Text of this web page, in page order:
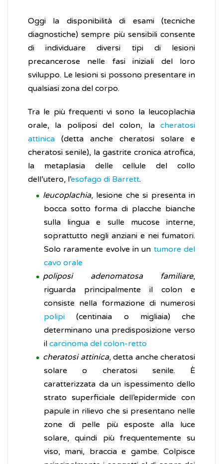
Oggi la disponibilità di esami (tecniche
diagnostiche) sempre più sensibili consente
di individuare diversi tipi di lesioni
precancerose nelle fasi iniziali del loro
sviluppo. Le lesioni si possono presentare in
qualsiasi zona del corpo.
Tra le più frequenti vi sono la leucoplachia
orale, la poliposi del colon, la cheratosi
attinica (detta anche cheratosi solare e
cheratosi senile), la gastrite cronica atrofica,
la metaplasia delle cellule del collo
dell’utero, l’esofago di Barrett.
leucoplachia, lesione che si presenta in
bocca sotto forma di placche bianche
sulla lingua e sulle mucose interne,
soprattutto negli anziani e nei fumatori.
Solo raramente evolve in un tumore del
cavo orale
poliposi adenomatosa familiare,
riguarda principalmente il colon e
consiste nella formazione di numerosi
polipi (centinaia o migliaia) che
determinano una predisposizione verso
il carcinoma del colon-retto
cheratosi attinica, detta anche cheratosi
solare o cheratosi senile. È
caratterizzata da un ispessimento dello
strato superficiale dell’epidermide con
papule in rilievo che si presentano nelle
zone di pelle più esposte alla luce
solare, quindi più frequentemente su
viso, mani, braccia e gambe. Colpisce